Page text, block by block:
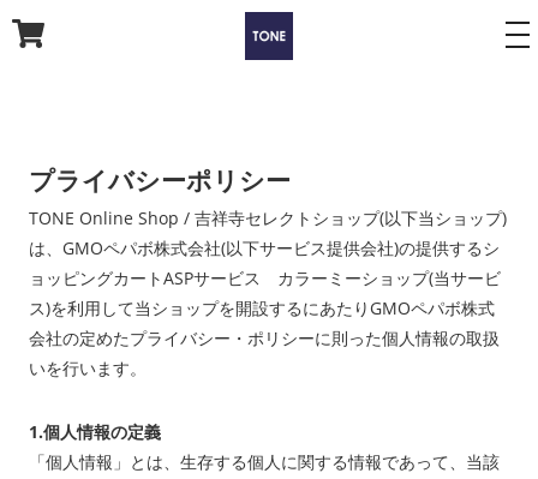
プライバシーポリシー
TONE Online Shop / 吉祥寺セレクトショップ(以下当ショップ)
は、 GMOペパボ株式会社(以下サービス提供会社)の提供するシ
ョッピングカートASPサービス カラーミーショップ(当サービ
ス)を利用して当ショップを開設するにあたりGMOペパボ株式
会社の定めたプライバシー・ポリシーに則った個人情報の取扱
いを行います。
1.個人情報の定義
「個人情報」とは、生存する個人に関する情報であって、当該